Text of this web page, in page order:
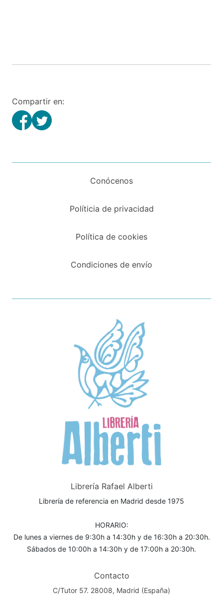
Compartir en:
Conócenos
Políticia de privacidad
Política de cookies
Condiciones de envío
Librería Rafael Alberti
Librería de referencia en Madrid desde 1975
HORARIO:
De lunes a viernes de 9:30h a 14:30h y de 16:30h a 20:30h.
Sábados de 10:00h a 14:30h y de 17:00h a 20:30h.
Contacto
C/Tutor 57. 28008, Madrid (España)